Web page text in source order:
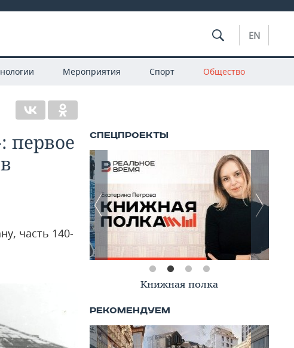
EN
Мероприятия Спорт Общество
первое
часть 140-
Книжная полка